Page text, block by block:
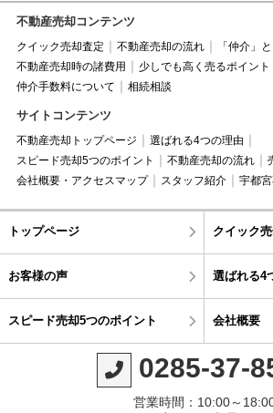
不動産売却コンテンツ
クイック売却査定 不動産売却の流れ
「仲介」
不動産売却時の諸費用
少しでも高く売るポイント
仲介手数料について
相続相談
サイトコンテンツ
不動産売却トップページ
選ばれる4つの理由
スピード売却5つのポイント
不動産売却の流れ
会社概要・アクセスマップ
スタッフ紹介 宇都
トップページ クイック
お客様の声 選ばれる4
スピード売却5つのポイント 会社概要
0285-37-
営業時間：10:00～